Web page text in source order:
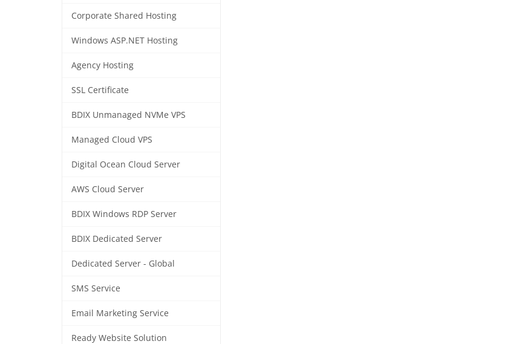
Corporate Shared Hosting
Windows ASP.NET Hosting
Agency Hosting
SSL Certificate
BDIX Unmanaged NVMe VPS
Managed Cloud VPS
Digital Ocean Cloud Server
AWS Cloud Server
BDIX Windows RDP Server
BDIX Dedicated Server
Dedicated Server - Global
SMS Service
Email Marketing Service
Ready Website Solution